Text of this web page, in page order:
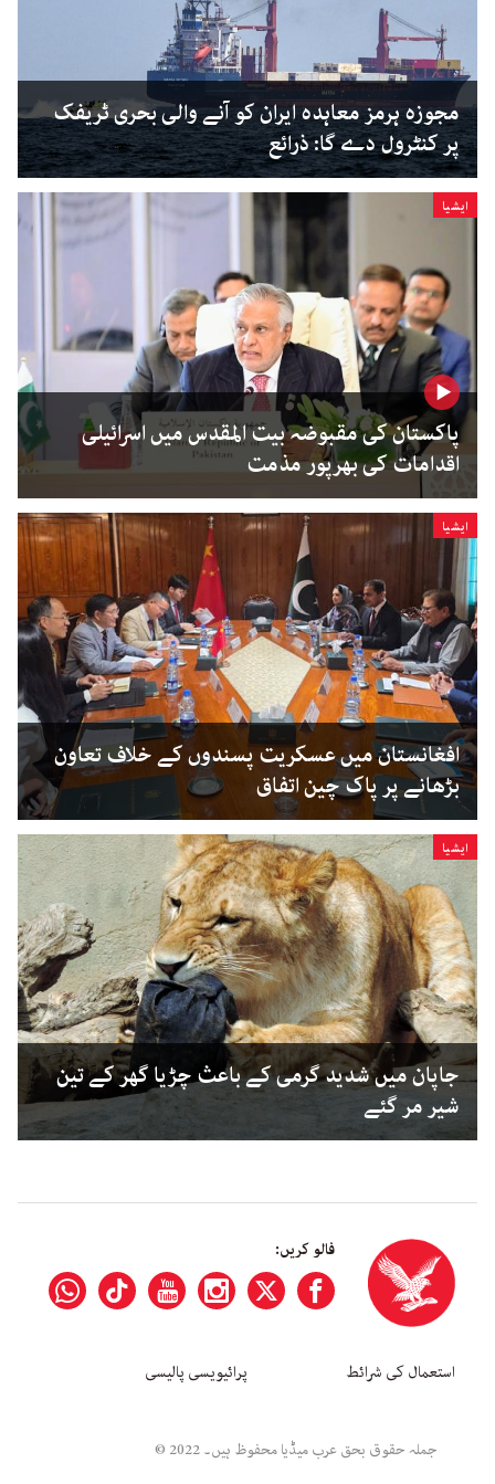
مجوزہ ہرمز معاہدہ ایران کو آنے والی بحری ٹریفک
پر کنٹرول دے گا: ذرائع
ایشیا
پاکستان کی مقبوضہ بیت المقدس میں اسرائیلی
اقدامات کی بھرپور مذمت
ایشیا
افغانستان میں عسکریت پسندوں کے خلاف تعاون
بڑھانے پر پاک چین اتفاق
ایشیا
جاپان میں شدید گرمی کے باعث چڑیا گھر کے تین
شیر مر گئے
فالو کریں:
استعمال کی شرائط پرائیویسی پالیسی
جملہ حقوق بحق عرب میڈیا محفوظ ہیں۔ 2022 ©